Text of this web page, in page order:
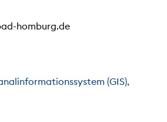
homburg.de
(GIS),